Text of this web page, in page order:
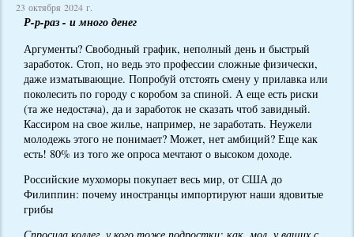
23 октября 2024 г.
Р-р-раз - и много денег
Аргументы? Свободный график, неполный день и быстрый
заработок. Стоп, но ведь это профессии сложные физически,
даже изматывающие. Попробуй отстоять смену у прилавка или
поколесить по городу с коробом за спиной. А еще есть риски
(та же недостача), да и заработок не сказать чтоб завидный.
Кассиром на свое жилье, например, не заработать. Неужели
молодежь этого не понимает? Может, нет амбиций? Еще как
есть! 80% из того же опроса мечтают о высоком доходе.
Российские мухоморы покупает весь мир, от США до
Филиппин: почему иностранцы импортируют наши ядовитые
грибы